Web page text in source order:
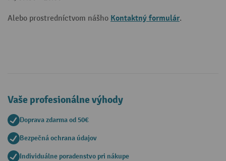
Alebo prostredníctvom nášho Kontaktný formulár.
Vaše profesionálne výhody
Doprava zdarma od 50€
Bezpečná ochrana údajov
Individuálne poradenstvo pri nákupe